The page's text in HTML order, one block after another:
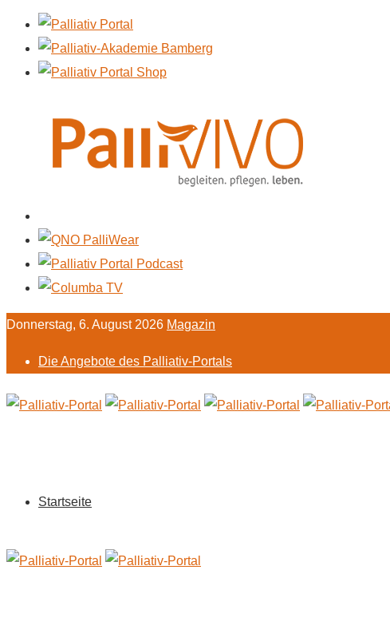
Donnerstag, 6. August 2026 Magazin
Die Angebote des Palliativ-Portals
Startseite